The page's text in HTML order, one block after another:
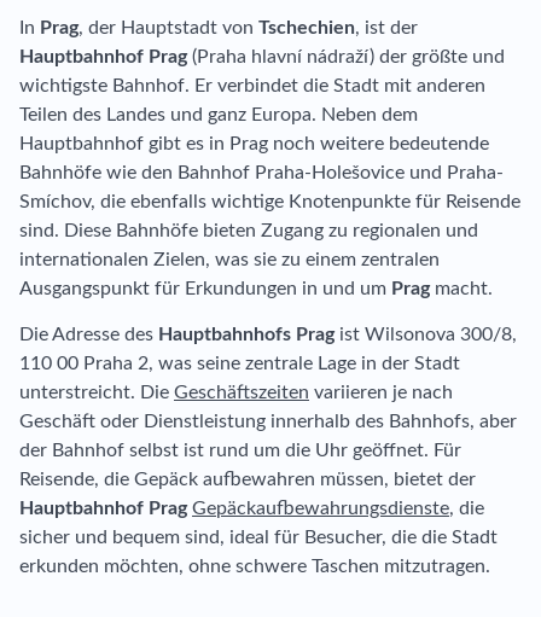
In Prag, der Hauptstadt von Tschechien, ist der
Hauptbahnhof Prag(Praha hlavní nádraží) der größte und
wichtigste Bahnhof. Er verbindet die Stadt mit anderen
Teilen des Landes und ganz Europa. Neben dem
Hauptbahnhof gibt es in Prag noch weitere bedeutende
Bahnhöfe wie den Bahnhof Praha-Holešovice und Praha-
Smíchov, die ebenfalls wichtige Knotenpunkte für Reisende
sind. Diese Bahnhöfe bieten Zugang zu regionalen und
internationalen Zielen, was sie zu einem zentralen
Ausgangspunkt für Erkundungen in und um Pragmacht.
Die Adresse des Hauptbahnhofs Pragist Wilsonova 300/8,
110 00 Praha 2, was seine zentrale Lage in der Stadt
unterstreicht. Die Geschäftszeiten variieren je nach
Geschäft oder Dienstleistung innerhalb des Bahnhofs, aber
der Bahnhof selbst ist rund um die Uhr geöffnet. Für
Reisende, die Gepäck aufbewahren müssen, bietet der
Hauptbahnhof Prag Gepäckaufbewahrungsdienste, die
sicher und bequem sind, ideal für Besucher, die die Stadt
erkunden möchten, ohne schwere Taschen mitzutragen.